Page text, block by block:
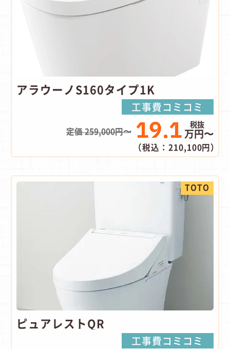
アラウーノS160タイプ1K
工事費コミコミ
定価 259,000円〜 19.1万円〜
（税込：210,100円）
TOTO
ピュアレストQR
工事費コミコミ